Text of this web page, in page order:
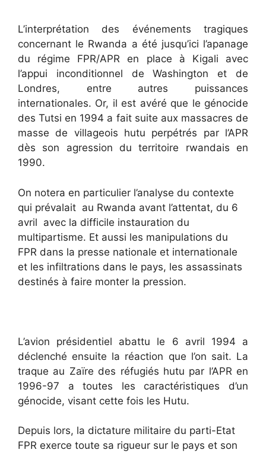
L’interprétation des événements tragiques
concernant le Rwanda a été jusqu’ici l’apanage
du régime FPR/APR en place à Kigali avec
l’appui inconditionnel de Washington et de
Londres, entre autres puissances
internationales. Or, il est avéré que le génocide
des Tutsi en 1994 a fait suite aux massacres de
masse de villageois hutu perpétrés par l’APR
dès son agression du territoire rwandais en
1990.
On notera en particulier l’analyse du contexte
qui prévalait au Rwanda avant l’attentat, du 6
avril avec la difficile instauration du
multipartisme. Et aussi les manipulations du
FPR dans la presse nationale et internationale
et les infiltrations dans le pays, les assassinats
destinés à faire monter la pression.
L’avion présidentiel abattu le 6 avril 1994 a
déclenché ensuite la réaction que l’on sait. La
traque au Zaïre des réfugiés hutu par l’APR en
1996-97 a toutes les caractéristiques d’un
génocide, visant cette fois les Hutu.
Depuis lors, la dictature militaire du parti-Etat
FPR exerce toute sa rigueur sur le pays et son